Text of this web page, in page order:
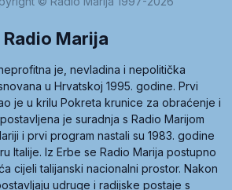
Radio Marija
je, nevladina i nepolitička
u Hrvatskoj 1995. godine. Prvi
je u krilu Pokreta krunice za obraćenje i
je suradnja s Radio Marijom
i prvi program nastali su 1983. godine
Italije. Iz Erbe se Radio Marija postupno
cijeli talijanski nacionalni prostor. Nakon
udruge i radijske postaje s